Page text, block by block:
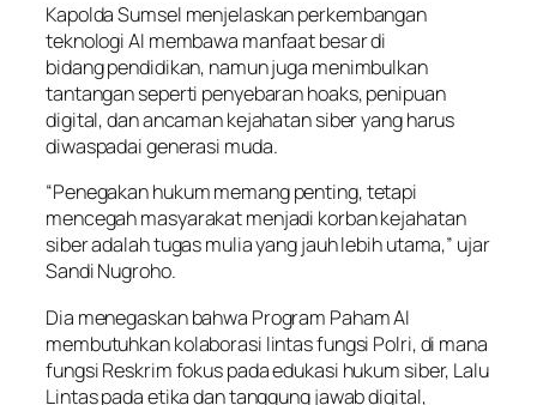
Kapolda Sumsel menjelaskan perkembangan
teknologi AI membawa manfaat besar di
bidang pendidikan, namun juga menimbulkan
tantangan seperti penyebaran hoaks, penipuan
digital, dan ancaman kejahatan siber yang harus
diwaspadai generasi muda.
“Penegakan hukum memang penting, tetapi
mencegah masyarakat menjadi korban kejahatan
siber adalah tugas mulia yang jauh lebih utama,” ujar
Sandi Nugroho.
Dia menegaskan bahwa Program Paham AI
membutuhkan kolaborasi lintas fungsi Polri, di mana
fungsi Reskrim fokus pada edukasi hukum siber, Lalu
Lintas pada etika dan tanggung jawab digital,